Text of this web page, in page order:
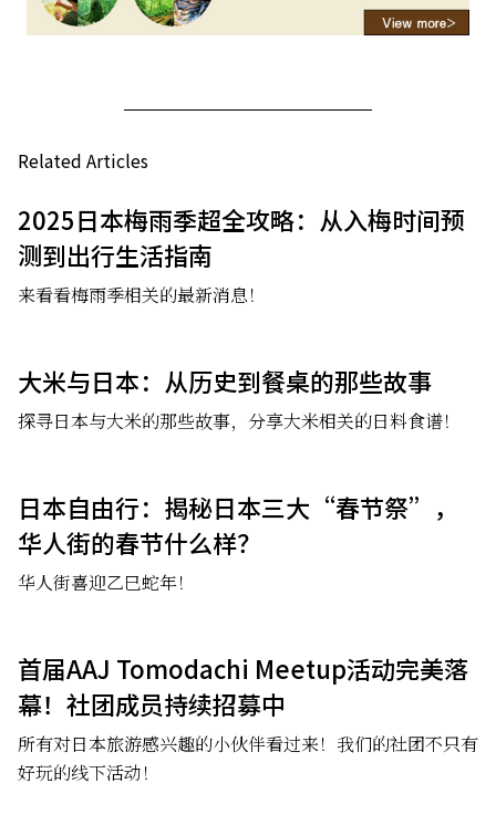
Related Articles
2025日本梅雨季超全攻略：从入梅时间预
测到出行生活指南
来看看梅雨季相关的最新消息！
大米与日本：从历史到餐桌的那些故事
探寻日本与大米的那些故事，分享大米相关的日料食谱！
日本自由行：揭秘日本三大“春节祭”，
华人街的春节什么样？
华人街喜迎乙巳蛇年！
首届AAJ Tomodachi Meetup活动完美落
幕！社团成员持续招募中
所有对日本旅游感兴趣的小伙伴看过来！我们的社团不只有
好玩的线下活动！